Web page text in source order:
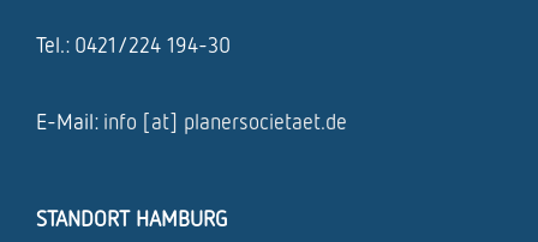
Tel.: 0421/224 194-30
E-Mail: info [at] planersocietaet.de
STANDORT HAMBURG